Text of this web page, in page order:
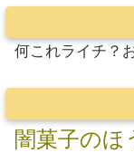
何これライチ？
闇菓子のほ